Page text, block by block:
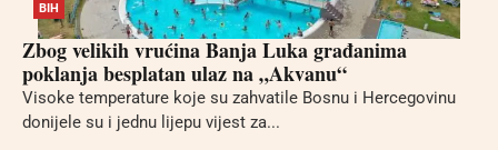
BIH
Zbog velikih vrućina Banja Luka građanima
poklanja besplatan ulaz na „Akvanu“
Visoke temperature koje su zahvatile Bosnu i Hercegovinu
donijele su i jednu lijepu vijest za...